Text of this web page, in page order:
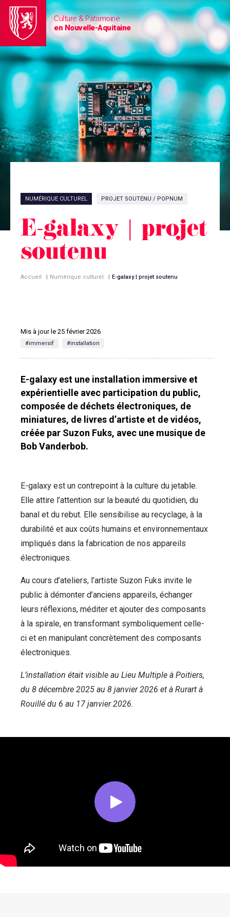
Culture & Patrimoine
en Nouvelle-Aquitaine
NUMÉRIQUE CULTUREL PROJET SOUTENU / POPNUM
E-galaxy | projet
soutenu
Accueil | Numérique culturel | E-galaxy | projet soutenu
Mis à jour le 25 février 2026
#immersif #installation
E-galaxy est une installation immersive et
expérientielle avec participation du public,
composée de déchets électroniques, de
miniatures, de livres d’artiste et de vidéos,
créée par Suzon Fuks, avec une musique de
Bob Vanderbob.
E-galaxy est un contrepoint à la culture du jetable.
Elle attire l’attention sur la beauté du quotidien, du
banal et du rebut. Elle sensibilise au recyclage, à la
durabilité et aux coûts humains et environnementaux
impliqués dans la fabrication de nos appareils
électroniques.
Au cours d’ateliers, l’artiste Suzon Fuks invite le
public à démonter d’anciens appareils, échanger
leurs réflexions, méditer et ajouter des composants
à la spirale, en transformant symboliquement celle-
ci et en manipulant concrètement des composants
électroniques.
L’installation était visible au Lieu Multiple à Poitiers,
du 8 décembre 2025 au 8 janvier 2026 et à Rurart à
Rouillé du 6 au 17 janvier 2026.